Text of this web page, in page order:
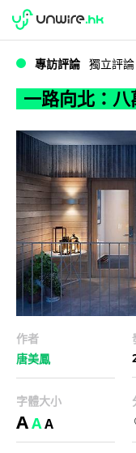
一路向
WWDC 2026
專訪評論 獨立評論
一路向北：
作者
唐美鳳
字體大小
AAA